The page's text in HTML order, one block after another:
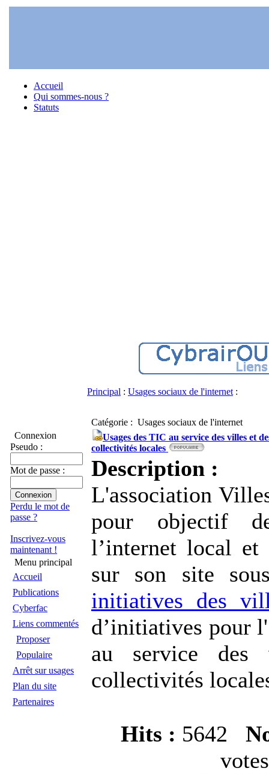
Accueil
Qui sommes-nous ?
Statuts
Connexion
Pseudo :
Mot de passe :
Perdu le mot de
passe ?
Inscrivez-vous
maintenant !
Menu principal
Accueil
Publications
Cyberfac
Liens commentés
Proposer
Populaire
Arrêt sur usages
Plan du site
Partenaires
Principal : Usages sociaux de l'internet :
Catégorie : Usages sociaux de l'internet
Usages des TIC au service des villes et
collectivités locales
Description :
L'association
pour objectif
l’internet local et
sur son site
initiatives des
d’initiatives pour
au service
collectivités
Hits : 5642